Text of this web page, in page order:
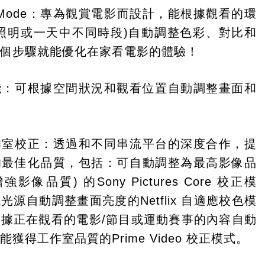
：專為觀賞電影而設計，能根據觀看的環
明或一天中不同時段)自動調整色彩、對比和
步驟就能優化在家看電影的體驗！
可根據空間狀況和觀看位置自動調整畫面和
校正：透過和不同串流平台的深度合作，提
佳化品質，包括：可自動調整為最高影像品
強影像品質) 的Sony Pictures Core 校正模
源自動調整畫面亮度的Netflix 自適應校色模
正在觀看的電影/節目或運動賽事的內容自動
獲得工作室品質的Prime Video 校正模式。